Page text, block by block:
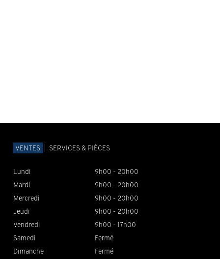
VENTES SERVICES & PIÈCES
Lundi
9h00 - 20h00
Mardi
9h00 - 20h00
Mercredi
9h00 - 20h00
Jeudi
9h00 - 20h00
Vendredi
9h00 - 17h00
Samedi
Fermé
Dimanche
Fermé